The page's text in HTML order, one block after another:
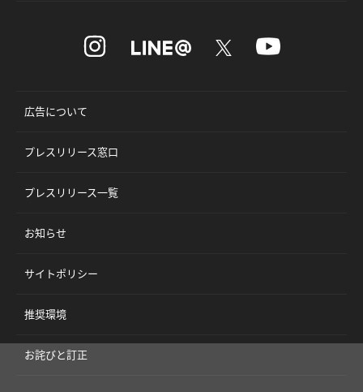
広告について
プレスリリース窓口
プレスリリース一覧
お知らせ
サイトポリシー
推奨環境
お詫びと訂正